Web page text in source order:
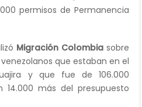
permisos de Permanencia
Migración Colombiasobre
que estaban en el
y que fue de 106.000
14.000 más del presupuesto